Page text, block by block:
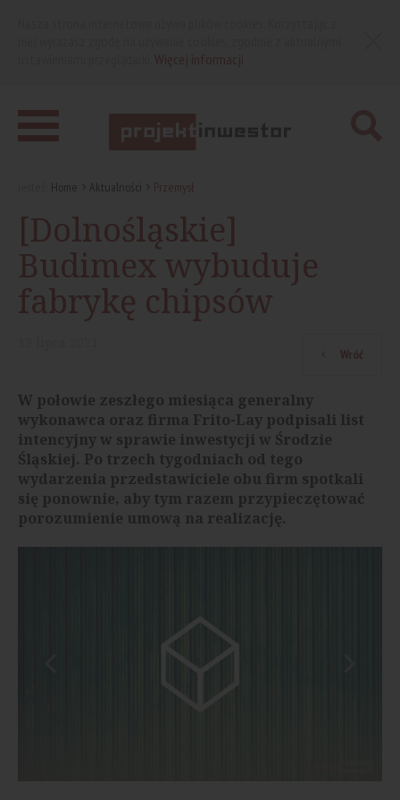
Home Aktualności Przemysł
[Dolnośląskie]
Budimex wybuduje
fabrykę chipsów
Wróć
W połowie zeszłego miesiąca generalny
wykonawca oraz firma Frito-Lay podpisali list
intencyjny w sprawie inwestycji w Środzie
Śląskiej. Po trzech tygodniach od tego
wydarzenia przedstawiciele obu firm spotkali
się ponownie, aby tym razem przypieczętować
porozumienie umową na realizację.